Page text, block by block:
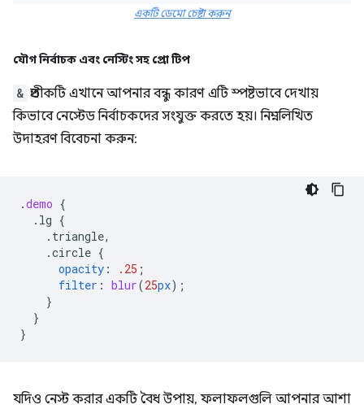
একটি ডেমো চেষ্টা করুন
যৌগ নির্বাচক এবং নেস্টিং সহ প্রো টিপ
& প্রতীকটি এখানে আপনার বন্ধু কারণ এটি স্পষ্টভাবে দেখায়
কিভাবে নেস্টেড নির্বাচকদের সংযুক্ত করতে হয়। নিম্নলিখিত
উদাহরণ বিবেচনা করুন:
.demo {
.lg {
.triangle,
.circle {
opacity : .25 ;
filter : blur(25px);
}
}
}
যদিও নেস্ট করার একটি বৈধ উপায়, ফলাফলগুলি আপনার আশা